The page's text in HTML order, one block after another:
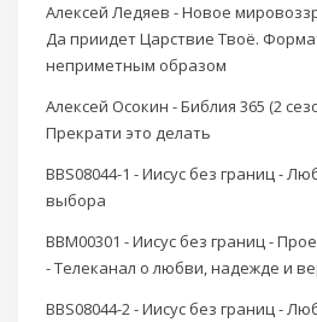
Алексей Ледяев - Новое
Да приидет Царствие Твоё.
неприметным образом
Алексей Осокин - Библия 365 (2
Прекрати это делать
BBS08044-1 - Иисус без границ -
выбора
BBM00301 - Иисус без границ -
- Телеканал о любви, надежде и
BBS08044-2 - Иисус без границ -